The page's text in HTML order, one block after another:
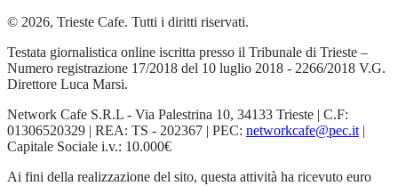
© 2026, Trieste Cafe. Tutti i diritti riservati.
Testata giornalistica online iscritta presso il Tribunale di Trieste –
Numero registrazione 17/2018 del 10 luglio 2018 - 2266/2018 V.G.
Direttore Luca Marsi.
Network Cafe S.R.L - Via Palestrina 10, 34133 Trieste | C.F:
01306520329 | REA: TS - 202367 | PEC: networkcafe@pec.it |
Capitale Sociale i.v.: 10.000€
Ai fini della realizzazione del sito, questa attività ha ricevuto euro